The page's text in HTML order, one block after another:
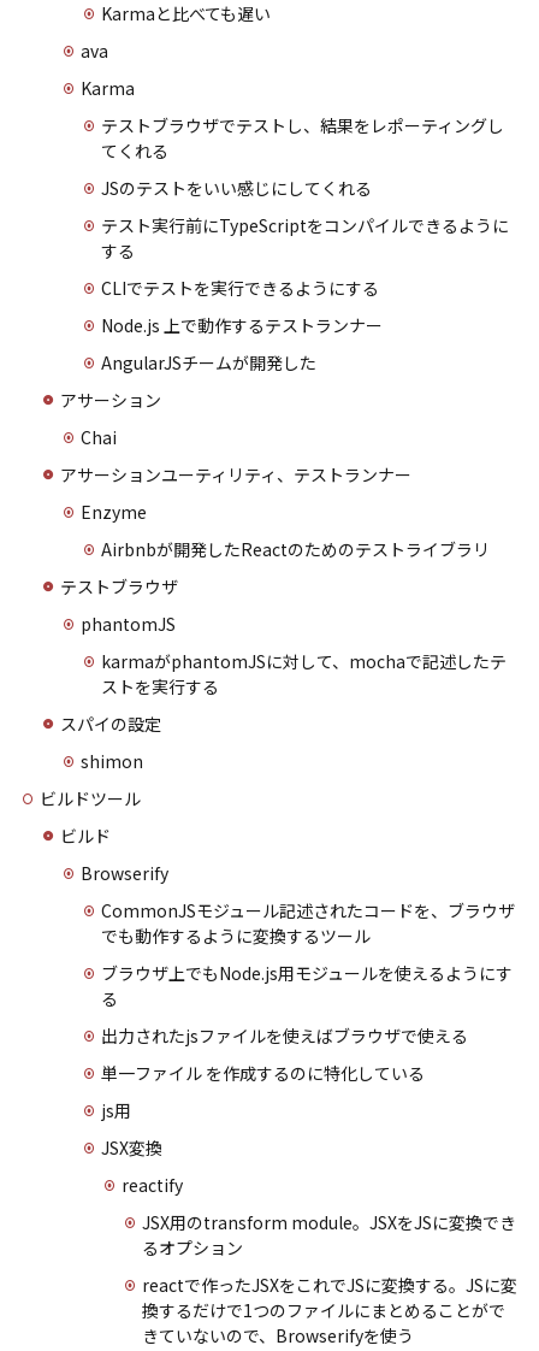
Karmaと比べても遅い
ava
Karma
テストブラウザでテストし、結果をレポーティングし
てくれる
JSのテストをいい感じにしてくれる
テスト実行前にTypeScriptをコンパイルできるように
する
CLIでテストを実行できるようにする
Node.js 上で動作するテストランナー
AngularJSチームが開発した
アサーション
Chai
アサーションユーティリティ、テストランナー
Enzyme
Airbnbが開発したReactのためのテストライブラリ
テストブラウザ
phantomJS
karmaがphantomJSに対して、mochaで記述したテ
ストを実行する
スパイの設定
shimon
ビルドツール
ビルド
Browserify
CommonJSモジュール記述されたコードを、ブラウザ
でも動作するように変換するツール
ブラウザ上でもNode.js用モジュールを使えるようにす
る
出力されたjsファイルを使えばブラウザで使える
単一ファイル を作成するのに特化している
js用
JSX変換
reactify
JSX用のtransform module。JSXをJSに変換でき
るオプション
reactで作ったJSXをこれでJSに変換する。JSに変
換するだけで1つのファイルにまとめることがで
きていないので、Browserifyを使う